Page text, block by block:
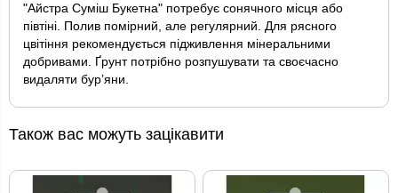
"Айстра Суміш Букетна" потребує сонячного місця або
півтіні. Полив помірний, але регулярний. Для рясного
цвітіння рекомендується підживлення мінеральними
добривами. Ґрунт потрібно розпушувати та своєчасно
видаляти бур’яни.
Також вас можуть зацікавити